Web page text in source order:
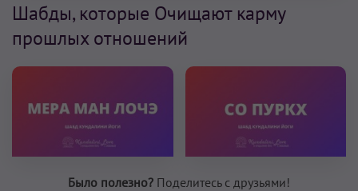
Шабды, которые Очищают карму
прошлых отношений
Было полезно? Поделитесь с друзьями!